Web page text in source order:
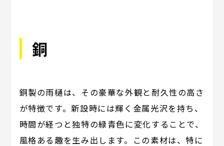
銅
銅製の雨樋は、その豪華な外観と耐久性の高さ
が特徴です。新設時には輝く金属光沢を持ち、
時間が経つと独特の緑青色に変化することで、
風格ある趣を生み出します。この素材は、特に